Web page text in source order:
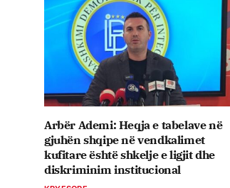
Arbër Ademi: Heqja e tabelave në
gjuhën shqipe në vendkalimet
kufitare është shkelje e ligjit dhe
diskriminim institucional